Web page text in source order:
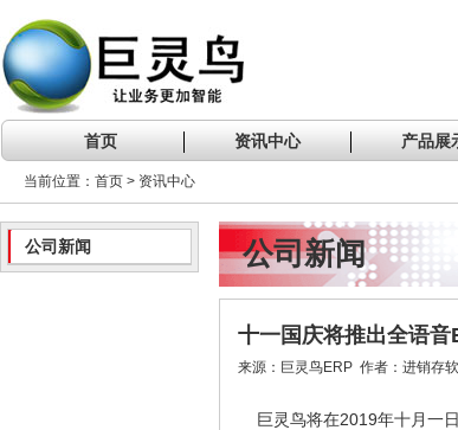
首页 资讯中心 产品展
当前位置：首页 > 资讯中心
公司新闻 公司新闻
十一国庆将推出全语音
来源：巨灵鸟ERP 作者：进销存
巨灵鸟将在2019年十月一